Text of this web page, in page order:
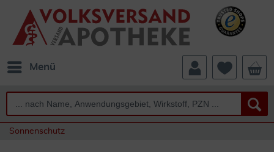
Menü
Sonnenschutz